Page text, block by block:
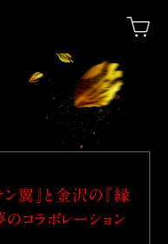
翼』と金沢の『縁
コラボレーション